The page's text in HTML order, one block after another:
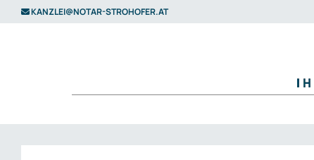
KANZLEI@NOTAR-STROHOFER.AT